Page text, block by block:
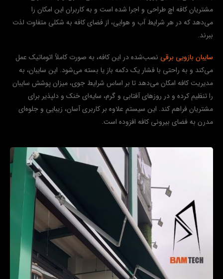
مشتریان کافه اچ طراحی و اجرا شده است و به کاربران این امکان را
می‌دهد که در هر شرایط آب و هوایی، از فضای کافه به شکلی متفاوت لذت
ببرند.
سایبان بازویی برقی نصب‌شده در این کافه، به صورت کاملاً اتوماتیک عمل
می‌کند و به راحتی با فشار یک دکمه باز یا بسته می‌شود. این سایبان، به
مدیریت کافه امکان می‌دهد تا بر اساس شرایط جوی، میزان پوشش سایبان
را تنظیم کرده و در روزهای آفتابی و گرم، سایه‌ای خنک و دلپذیر برای
مشتریان فراهم کند. این سیستم علاوه بر کاربری آسان، زیبایی و جلوه‌ای
مدرن به فضای بیرونی کافه افزوده است.